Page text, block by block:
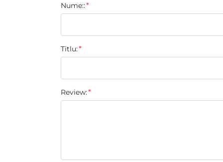
star
stars
stars
stars
stars
Nume::
Titlu:
Review: